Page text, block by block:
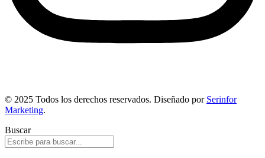
© 2025 Todos los derechos reservados. Diseñado por Serinfor
Marketing.
Buscar